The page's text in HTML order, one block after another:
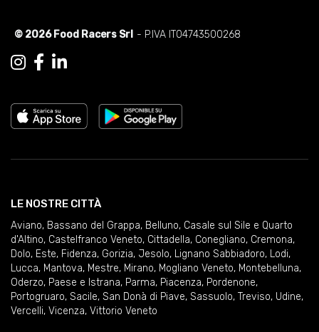
© 2026 Food Racers Srl - P.IVA IT04743500268
LE NOSTRE CITTÀ
Aviano, Bassano del Grappa, Belluno, Casale sul Sile e Quarto
d'Altino, Castelfranco Veneto, Cittadella, Conegliano, Cremona,
Dolo, Este, Fidenza, Gorizia, Jesolo, Lignano Sabbiadoro, Lodi,
Lucca, Mantova, Mestre, Mirano, Mogliano Veneto, Montebelluna,
Oderzo, Paese e Istrana, Parma, Piacenza, Pordenone,
Portogruaro, Sacile, San Donà di Piave, Sassuolo, Treviso, Udine,
Vercelli, Vicenza, Vittorio Veneto